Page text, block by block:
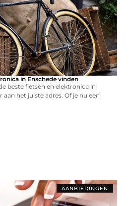
in Enschede vinden
beste fietsen en elektronica in
aan het juiste adres. Of je nu een
AANBIEDINGEN